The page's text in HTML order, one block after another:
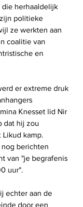
herhaaldelijk
politieke
ze werkten aan
coalitie van
en
er extreme druk
Knesset lid Nir
dat hij zou
Likud kamp.
berichten
van "je begrafenis
uur".
echter aan de
door een